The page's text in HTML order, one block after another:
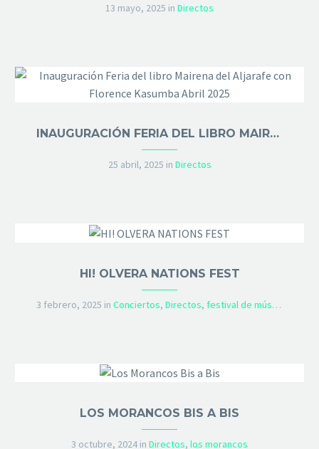
13 mayo, 2025 in Directos
INAUGURACIÓN FERIA DEL LIBRO MAIRENA DEL ALJARAFE CON FLORENCE KASUMBA ABRIL 2025
25 abril, 2025 in Directos
HI! OLVERA NATIONS FEST
3 febrero, 2025 in Conciertos, Directos, festival de música
LOS MORANCOS BIS A BIS
3 octubre, 2024 in Directos, los morancos